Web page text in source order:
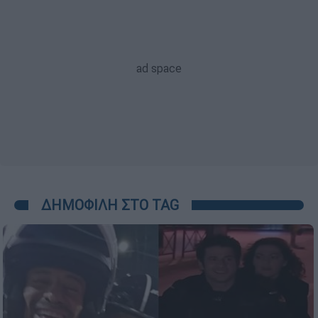
ΔΗΜΟΦΙΛΗ ΣΤΟ TAG